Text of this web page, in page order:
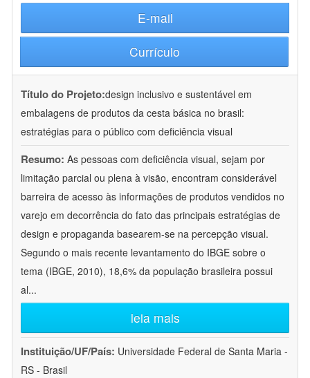
E-mail
Currículo
Título do Projeto:design inclusivo e sustentável em
embalagens de produtos da cesta básica no brasil:
estratégias para o público com deficiência visual
Resumo: As pessoas com deficiência visual, sejam por
limitação parcial ou plena à visão, encontram considerável
barreira de acesso às informações de produtos vendidos no
varejo em decorrência do fato das principais estratégias de
design e propaganda basearem-se na percepção visual.
Segundo o mais recente levantamento do IBGE sobre o
tema (IBGE, 2010), 18,6% da população brasileira possui
al...
leia mais
Instituição/UF/País: Universidade Federal de Santa Maria -
RS - Brasil